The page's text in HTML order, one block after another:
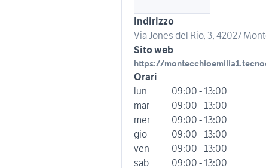
Indirizzo
Via Jones del Rio, 3, 42027
Sito web
https://
Orari
lun
09:00 - 13:00
mar
09:00 - 13:00
mer
09:00 - 13:00
gio
09:00 - 13:00
ven
09:00 - 13:00
sab
09:00 - 13:00